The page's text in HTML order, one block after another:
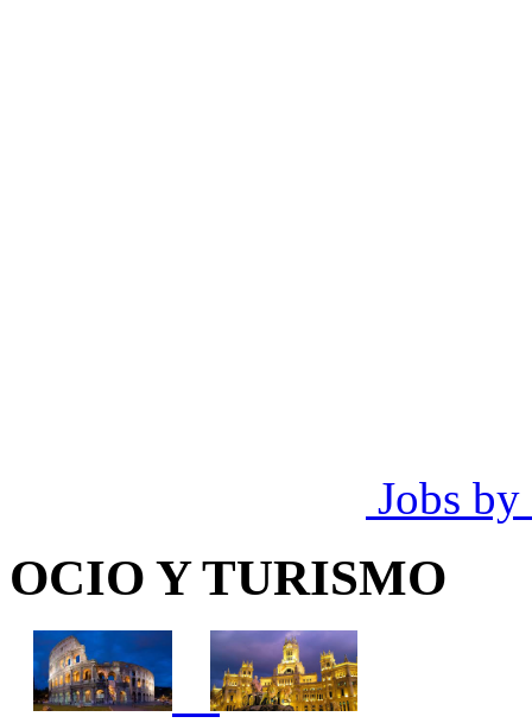
Jobs by
OCIO Y TURISMO